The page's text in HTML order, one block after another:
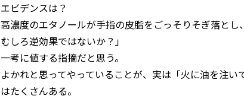
エビデンスは？
高濃度のエタノールが手指の皮脂をごっそりそぎ落と
むしろ逆効果ではないか？」
一考に値する指摘だと思う。
よかれと思ってやっていることが、実は「火に油を注
はたくさんある。